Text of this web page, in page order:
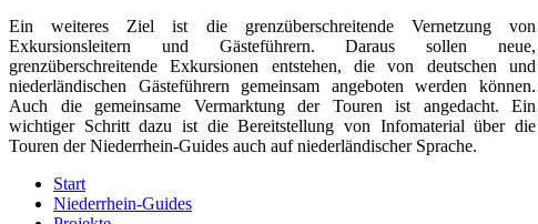
Ein weiteres Ziel ist die grenzüberschreitende Vernetzung von
Exkursionsleitern und Gästeführern. Daraus sollen neue,
grenzüberschreitende Exkursionen entstehen, die von deutschen und
niederländischen Gästeführern gemeinsam angeboten werden können.
Auch die gemeinsame Vermarktung der Touren ist angedacht. Ein
wichtiger Schritt dazu ist die Bereitstellung von Infomaterial über die
Touren der Niederrhein-Guides auch auf niederländischer Sprache.
Start
Niederrhein-Guides